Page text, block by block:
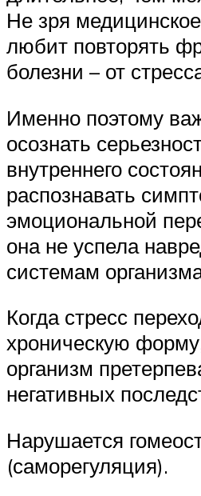
Не зря
любит повторять
болезни – от
Именно поэтому
осознать
внутреннего
распознавать
эмоциональной
она не успела
системам
Когда стресс
хроническую
организм
негативных
Нарушается
(саморегуляция).